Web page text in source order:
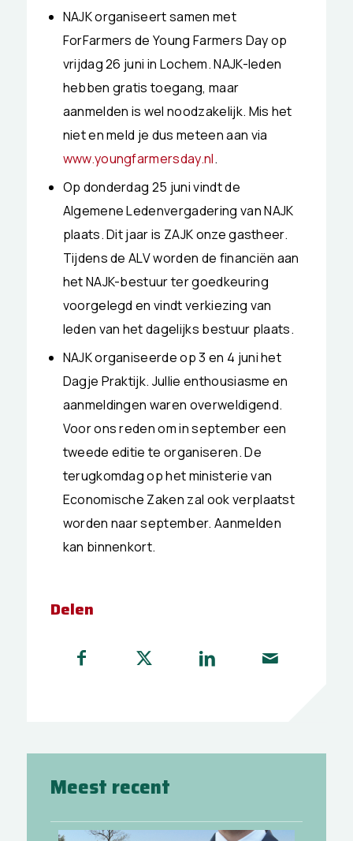
NAJK organiseert samen met
ForFarmers de Young Farmers Day op
vrijdag 26 juni in Lochem. NAJK-leden
hebben gratis toegang, maar
aanmelden is wel noodzakelijk. Mis het
niet en meld je dus meteen aan via
www.youngfarmersday.nl.
Op donderdag 25 juni vindt de
Algemene Ledenvergadering van NAJK
plaats. Dit jaar is ZAJK onze gastheer.
Tijdens de ALV worden de financiën aan
het NAJK-bestuur ter goedkeuring
voorgelegd en vindt verkiezing van
leden van het dagelijks bestuur plaats.
NAJK organiseerde op 3 en 4 juni het
Dagje Praktijk. Jullie enthousiasme en
aanmeldingen waren overweldigend.
Voor ons reden om in september een
tweede editie te organiseren. De
terugkomdag op het ministerie van
Economische Zaken zal ook verplaatst
worden naar september. Aanmelden
kan binnenkort.
Delen
Meest recent